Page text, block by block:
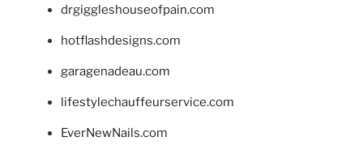
drgiggleshouseofpain.com
hotflashdesigns.com
garagenadeau.com
lifestylechauffeurservice.com
EverNewNails.com